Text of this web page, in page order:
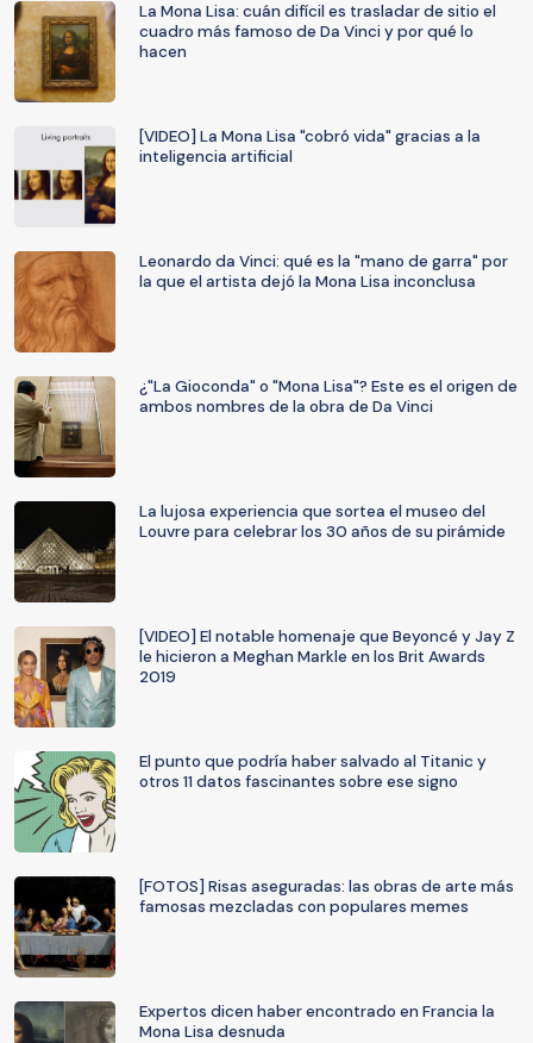
La Mona Lisa: cuán difícil es trasladar de sitio el
cuadro más famoso de Da Vinci y por qué lo
hacen
[VIDEO] La Mona Lisa "cobró vida" gracias a la
inteligencia artificial
Leonardo da Vinci: qué es la "mano de garra" por
la que el artista dejó la Mona Lisa inconclusa
¿"La Gioconda" o "Mona Lisa"? Este es el origen de
ambos nombres de la obra de Da Vinci
La lujosa experiencia que sortea el museo del
Louvre para celebrar los 30 años de su pirámide
[VIDEO] El notable homenaje que Beyoncé y Jay Z
le hicieron a Meghan Markle en los Brit Awards
2019
El punto que podría haber salvado al Titanic y
otros 11 datos fascinantes sobre ese signo
[FOTOS] Risas aseguradas: las obras de arte más
famosas mezcladas con populares memes
Expertos dicen haber encontrado en Francia la
Mona Lisa desnuda